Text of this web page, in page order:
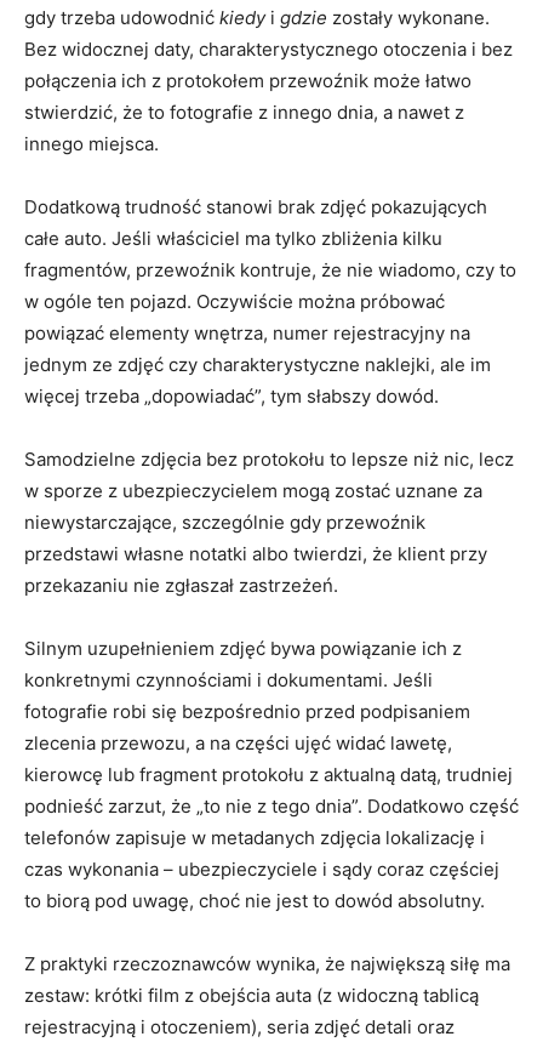
gdy trzeba udowodnić kiedyi gdzie zostały wykonane.
Bez widocznej daty, charakterystycznego otoczenia i bez
połączenia ich z protokołem przewoźnik może łatwo
stwierdzić, że to fotografie z innego dnia, a nawet z
innego miejsca.
Dodatkową trudność stanowi brak zdjęć pokazujących
całe auto. Jeśli właściciel ma tylko zbliżenia kilku
fragmentów, przewoźnik kontruje, że nie wiadomo, czy to
w ogóle ten pojazd. Oczywiście można próbować
powiązać elementy wnętrza, numer rejestracyjny na
jednym ze zdjęć czy charakterystyczne naklejki, ale im
więcej trzeba „dopowiadać”, tym słabszy dowód.
Samodzielne zdjęcia bez protokołu to lepsze niż nic, lecz
w sporze z ubezpieczycielem mogą zostać uznane za
niewystarczające, szczególnie gdy przewoźnik
przedstawi własne notatki albo twierdzi, że klient przy
przekazaniu nie zgłaszał zastrzeżeń.
Silnym uzupełnieniem zdjęć bywa powiązanie ich z
konkretnymi czynnościami i dokumentami. Jeśli
fotografie robi się bezpośrednio przed podpisaniem
zlecenia przewozu, a na części ujęć widać lawetę,
kierowcę lub fragment protokołu z aktualną datą, trudniej
podnieść zarzut, że „to nie z tego dnia”. Dodatkowo część
telefonów zapisuje w metadanych zdjęcia lokalizację i
czas wykonania – ubezpieczyciele i sądy coraz częściej
to biorą pod uwagę, choć nie jest to dowód absolutny.
Z praktyki rzeczoznawców wynika, że największą siłę ma
zestaw: krótki film z obejścia auta (z widoczną tablicą
rejestracyjną i otoczeniem), seria zdjęć detali oraz